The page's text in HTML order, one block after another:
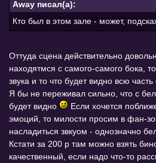
Away писал(а):
Кто был в этом зале - может,
Оттуда сцена действительно
находятмся с самого-самого бока,
звука и то что будет видно всю часть
Я бы не переживал сильно, что с
будет видно
Если хочется
эмоций, то милости просим в фан-
насладиться звкуом - однозначно
Кстати за 200 р там можно взять
качественный, если надо что-то